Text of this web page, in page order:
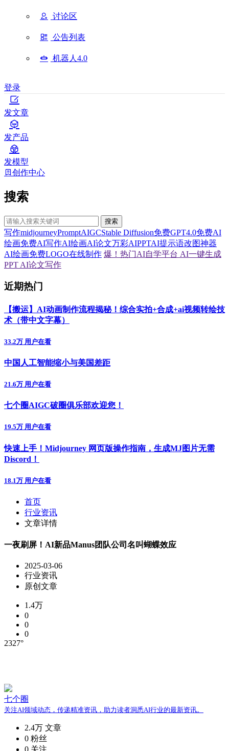
讨论区
公告列表
机器人4.0
登录
发文章
发产品
发模型
创作中心
搜索
搜索
写作midjourneyPromptAIGCStable Diffusion免费GPT4.0免费AI
绘画免费AI写作AI绘画AI论文万彩AIPPTAI提示语改图神器
AI绘画免费LOGO在线制作 爆！热门AI自学平台 AI一键生成
PPT AI论文写作
近期热门
【搬运】AI动画制作流程揭秘！综合实拍+合成+ai视频转绘技
术（带中文字幕）
33.2万 用户在看
中国人工智能缩小与美国差距
21.6万 用户在看
七个圈AIGC破圈俱乐部欢迎您！
19.5万 用户在看
快速上手！Midjourney 网页版操作指南，生成MJ图片无需
Discord！
18.1万 用户在看
首页
行业资讯
文章详情
一夜刷屏！AI新品Manus团队公司名叫蝴蝶效应
2025-03-06
行业资讯
原创文章
1.4万
0
0
0
2327°
七个圈
关注AI领域动态，传递精准资讯，助力读者洞悉AI行业的最新资讯。
2.4万 文章
0 粉丝